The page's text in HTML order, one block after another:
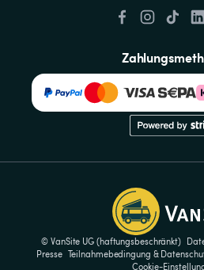
© VanSite UG (haftungsbeschränkt)
Presse Teilnahmebedingung &
Cookie-